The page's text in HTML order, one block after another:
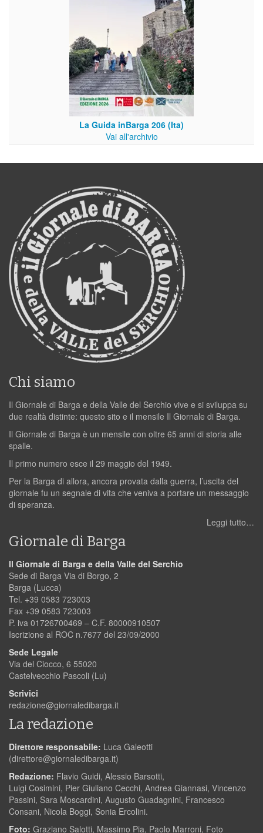
La Guida inBarga 206 (Ita)
Vai all'archivio
Chi siamo
Il Giornale di Barga e della Valle del Serchio vive e si sviluppa su
due realtà distinte: questo sito e il mensile Il Giornale di Barga.
Il Giornale di Barga è un mensile con oltre 65 anni di storia alle
spalle.
Il primo numero esce il 29 maggio del 1949.
Per la Barga di allora, ancora provata dalla guerra, l’uscita del
giornale fu un segnale di vita che veniva a portare un messaggio
di speranza.
Leggi tutto…
Giornale di Barga
Il Giornale di Barga e della Valle del Serchio
Sede di Barga Via di Borgo, 2
Barga (Lucca)
Tel. +39 0583 723003
Fax +39 0583 723003
P. iva 01726700469 – C.F. 80000910507
Iscrizione al ROC n.7677 del 23/09/2000
Sede Legale
Via del Ciocco, 6 55020
Castelvecchio Pascoli (Lu)
Scrivici
redazione@giornaledibarga.it
La redazione
Direttore responsabile: Luca Galeotti
(direttore@giornaledibarga.it)
Redazione: Flavio Guidi, Alessio Barsotti,
Luigi Cosimini, Pier Giuliano Cecchi, Andrea Giannasi, Vincenzo
Passini, Sara Moscardini, Augusto Guadagnini, Francesco
Consani, Nicola Boggi, Sonia Ercolini.
Foto: Graziano Salotti, Massimo Pia, Paolo Marroni, Foto